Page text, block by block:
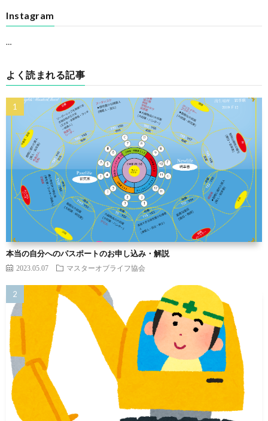
Instagram
…
よく読まれる記事
本当の自分へのパスポートのお申し込み・解説
2023.05.07 マスターオブライフ協会